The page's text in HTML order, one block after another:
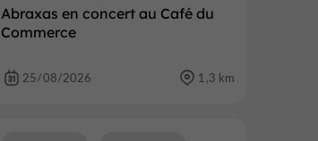
Abraxas en concert au Café du
Commerce
25/08/2026 1,3 km